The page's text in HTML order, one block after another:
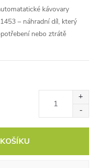
kávovary
– náhradní díl, který
nebo ztrátě